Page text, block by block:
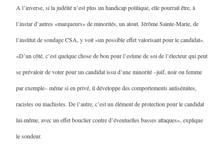
A l’inverse, si la judéité n’est plus un handicap politique, elle pourrait être, à
l’instar d’autres «marqueurs» de minorités, un atout. Jérôme Sainte-Marie, de
l’institut de sondage CSA, y voit «un possible effet valorisant pour le candidat».
«D’un côté, c’est quelque chose de bon pour l’estime de soi de l’électeur qui peut
se prévaloir de voter pour un candidat issu d’une minorité –juif, noir ou femme
par exemple– même si en privé, il développe des comportements antisémites,
racistes ou machistes. De l’autre, c’est un élément de protection pour le candidat
lui-même, avec un effet bouclier contre d’éventuelles basses attaques», explique
le sondeur.